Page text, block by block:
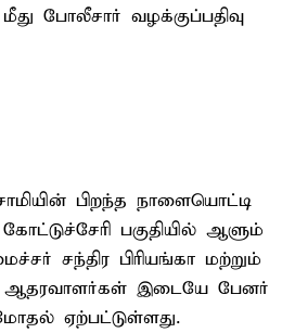
போலீசார் வழக்குப்பதிவு
பிறந்த நாளையொட்டி
பகுதியில் ஆளும்
சந்திர பிரியங்கா மற்றும்
ஆதரவாளர்கள் இடையே பேனர்
ஏற்பட்டுள்ளது.